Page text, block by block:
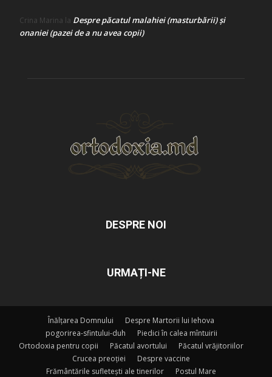
Crina Marina la Despre păcatul malahiei (masturbării) şi
onaniei (pazei de a nu avea copii)
DESPRE NOI
URMAȚI-NE
Înălțarea Domnului
Despre Martorii lui Iehova
pogorirea-sfintului-duh
Piedici în calea mîntuirii
Ortodoxia pentru copii
Păcatul avortului
Păcatul vrăjitoriilor
Crucea preoției
Despre vaccine
Frământările sufletești ale tinerilor
Postul Mare